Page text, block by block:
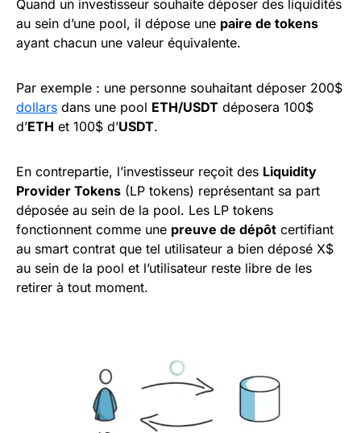
Quand un investisseur souhaite déposer des liquidités
au sein d’une pool, il dépose une paire de tokens
ayant chacun une valeur équivalente.
Par exemple : une personne souhaitant déposer 200$
dollars dans une pool ETH/USDT déposera 100$
d’ETH et 100$ d’USDT.
En contrepartie, l’investisseur reçoit des Liquidity
Provider Tokens (LP tokens) représentant sa part
déposée au sein de la pool. Les LP tokens
fonctionnent comme une preuve de dépôt certifiant
au smart contrat que tel utilisateur a bien déposé X$
au sein de la pool et l’utilisateur reste libre de les
retirer à tout moment.